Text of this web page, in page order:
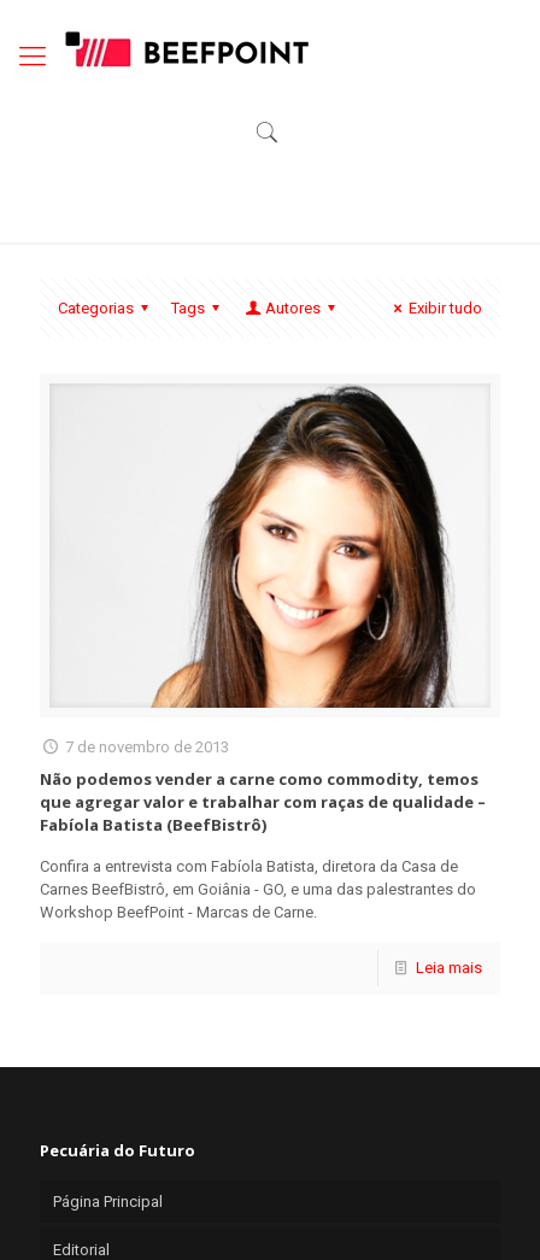
Categorias Tags Autores Exibir tudo
7 de novembro de 2013
Não podemos vender a carne como commodity, temos
que agregar valor e trabalhar com raças de qualidade –
Fabíola Batista (BeefBistrô)
Confira a entrevista com Fabíola Batista, diretora da Casa de
Carnes BeefBistrô, em Goiânia - GO, e uma das palestrantes do
Workshop BeefPoint - Marcas de Carne.
Leia mais
Pecuária do Futuro
Página Principal
Editorial